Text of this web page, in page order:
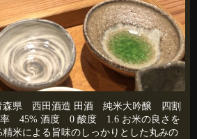
森県 西田酒造 田酒 純米大吟醸 四割
45% 酒度 0 酸度 1.6 お米の良さを
精米による旨味のしっかりとした丸みの